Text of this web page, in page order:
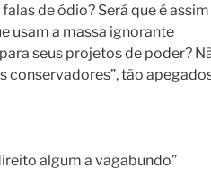
de ódio? Será que é assim
usam a massa ignorante
seus projetos de poder?
conservadores”, tão
algum a vagabundo”